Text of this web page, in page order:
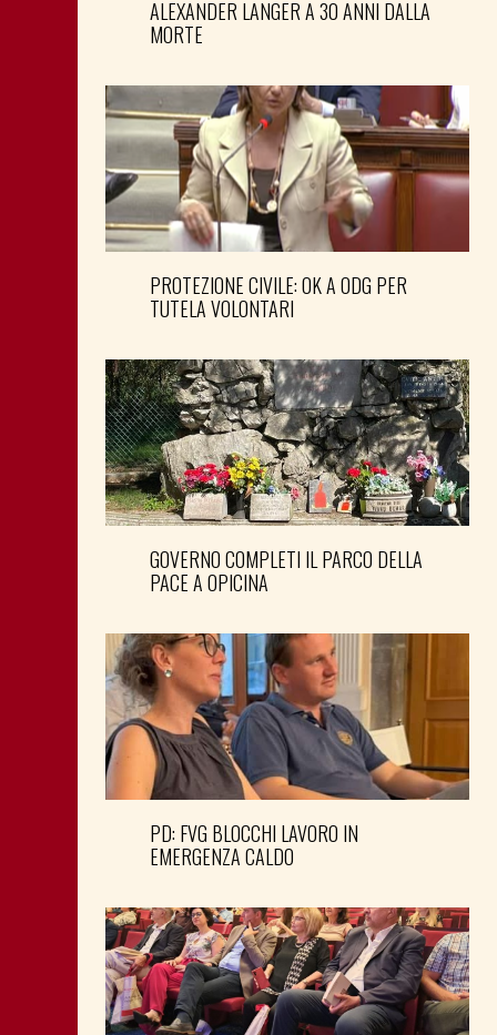
ALEXANDER LANGER A 30 ANNI DALLA
MORTE
PROTEZIONE CIVILE: OK A ODG PER
TUTELA VOLONTARI
GOVERNO COMPLETI IL PARCO DELLA
PACE A OPICINA
PD: FVG BLOCCHI LAVORO IN
EMERGENZA CALDO